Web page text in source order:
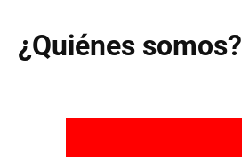
¿Quiénes somos?